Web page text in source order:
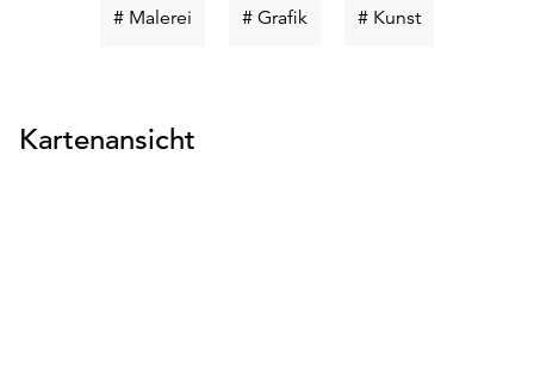
# Malerei Schlüsselwort
# GrafikSchlüsselwort
# KunstSchlüsselwort
Kartenansicht